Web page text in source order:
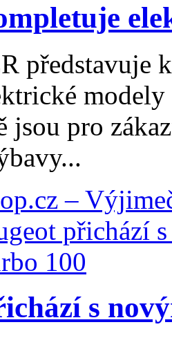
představuje
jsou pro
s